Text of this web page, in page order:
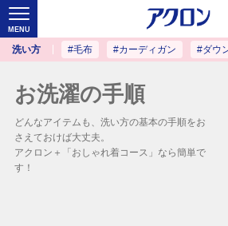
洗い方 #毛布 #カーディガン #ダウ
MENU
お洗濯の手順
どんなアイテムも、洗い方の基本の手順をお
さえておけば大丈夫。
アクロン＋「おしゃれ着コース」なら簡単で
す！